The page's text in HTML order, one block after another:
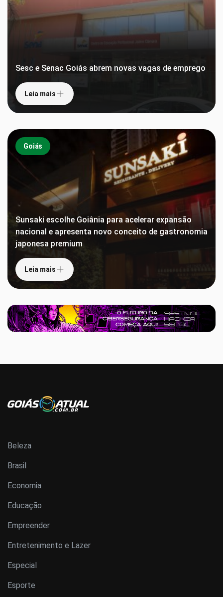
Sesc e Senac Goiás abrem novas vagas de emprego
Leia mais
Goiás
Sunsaki escolhe Goiânia para acelerar expansão
nacional e apresenta novo conceito de gastronomia
japonesa premium
Leia mais
Beleza
Brasil
Economia
Educação
Empreender
Entretenimento e Lazer
Especial
Esporte